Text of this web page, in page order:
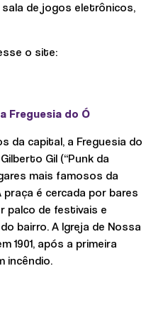
de jogos eletrônicos,
o site:
Freguesia do Ó
da capital, a Freguesia do
Gil (“Punk da
mais famosos da
praça é cercada por bares
palco de festivais e
bairro. A Igreja de Nossa
1901, após a primeira
incêndio.